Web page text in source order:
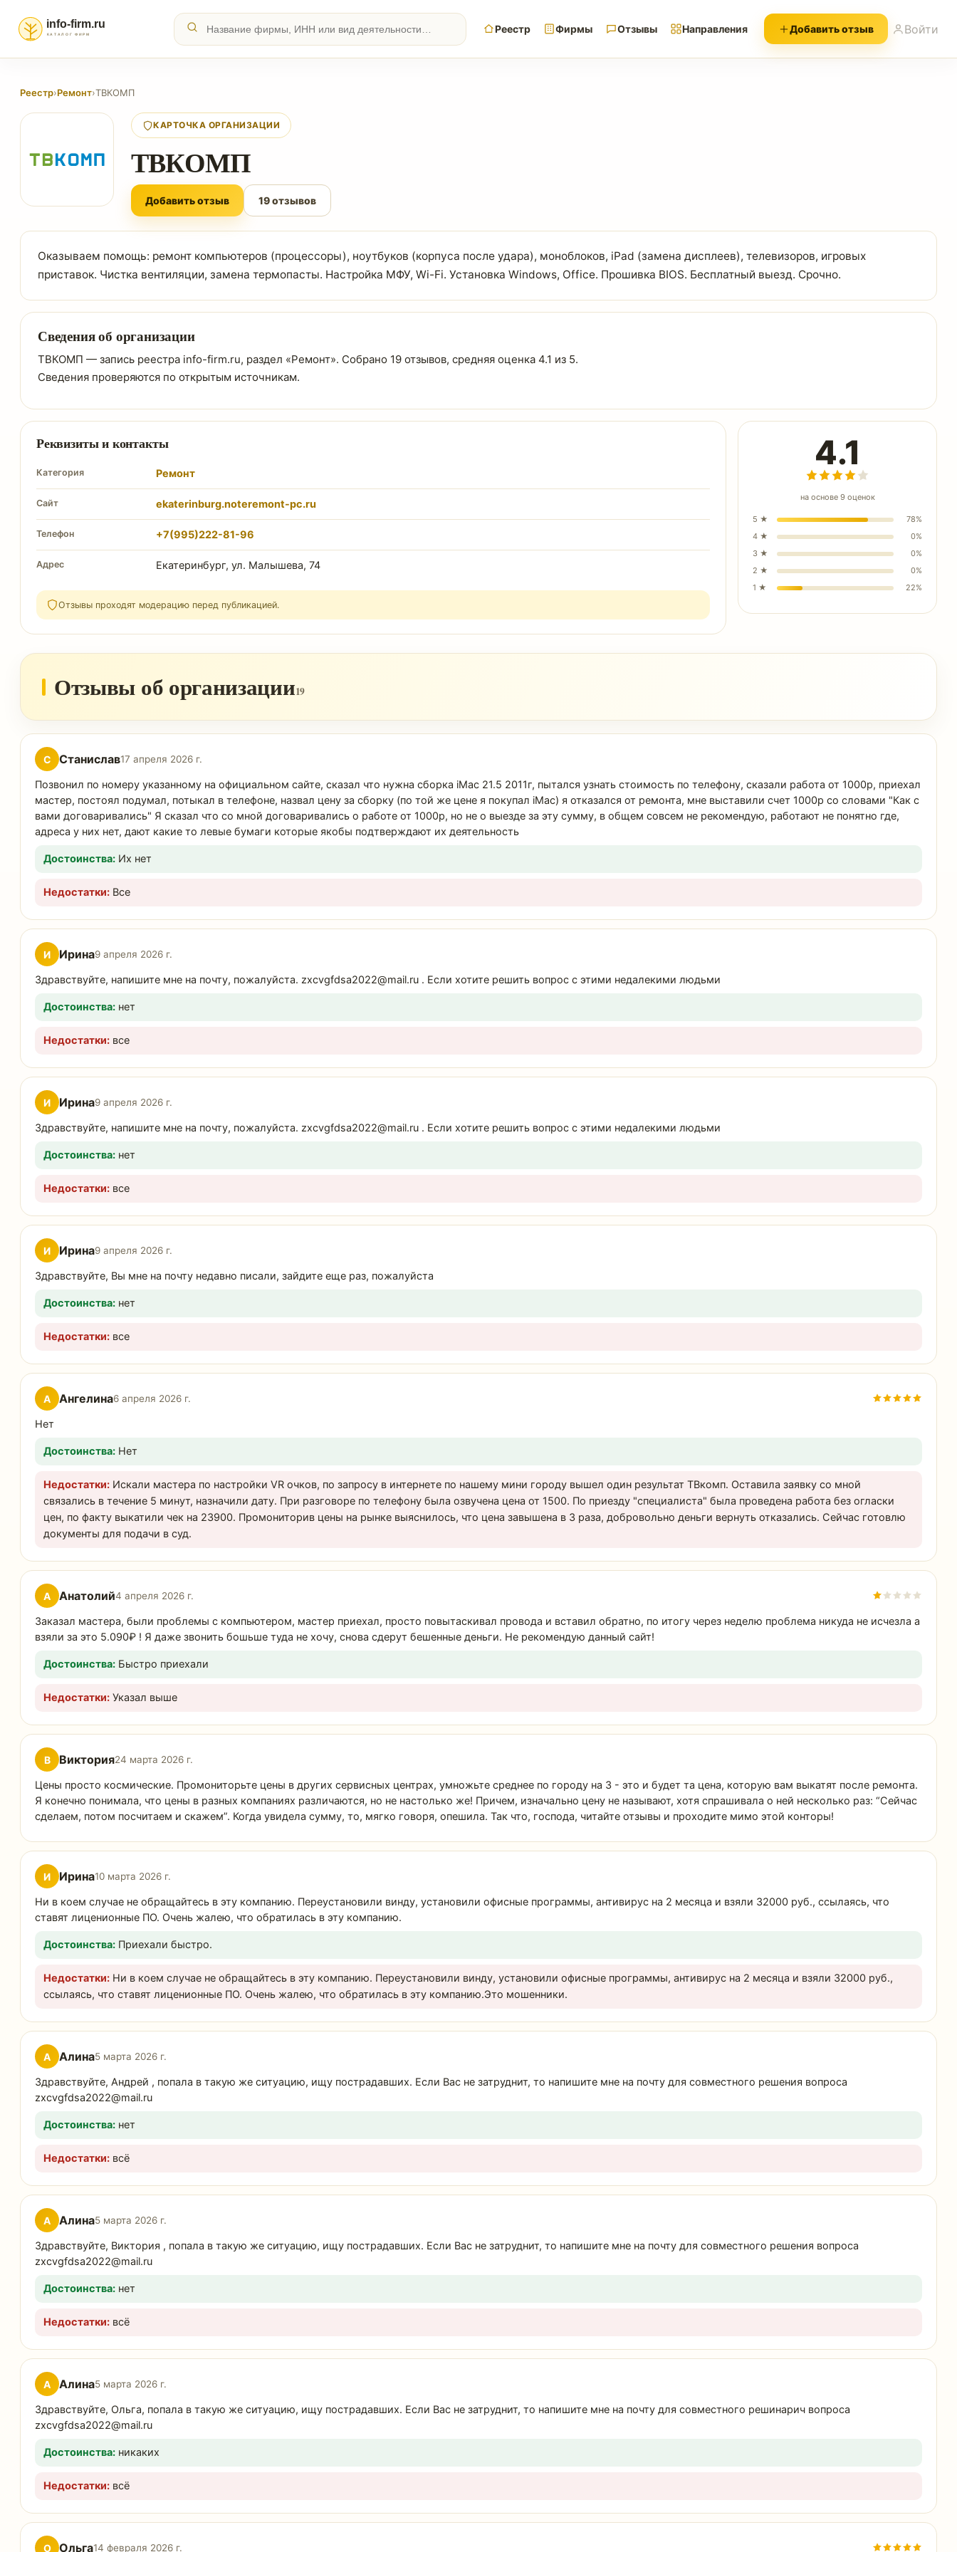
Реестр Фирмы Отзывы Направления Добавить отзыв Войти
Реестр›Ремонт›ТВКОМП
КАРТОЧКА ОРГАНИЗАЦИИ
ТВКОМП
Добавить отзыв 19 отзывов
Оказываем помощь: ремонт компьютеров (процессоры), ноутбуков (корпуса после удара), моноблоков, iPad (замена дисплеев), телевизоров, игровых
приставок. Чистка вентиляции, замена термопасты. Настройка МФУ, Wi-Fi. Установка Windows, Office. Прошивка BIOS. Бесплатный выезд. Срочно.
Сведения об организации
ТВКОМП — запись реестра info-firm.ru, раздел «Ремонт». Собрано 19 отзывов, средняя оценка 4.1 из 5.
Сведения проверяются по открытым источникам.
Реквизиты и контакты
Категория Ремонт
Сайт ekaterinburg.noteremont-pc.ru
Телефон +7(995)222-81-96
Адрес Екатеринбург, ул. Малышева, 74
Отзывы проходят модерацию перед публикацией.
4.1
на основе 9 оценок
5 ★ 78%
4 ★ 0%
3 ★ 0%
2 ★ 0%
1 ★ 22%
Отзывы об организации19
С Станислав17 апреля 2026 г.
Позвонил по номеру указанному на официальном сайте, сказал что нужна сборка iMac 21.5 2011г, пытался узнать стоимость по телефону, сказали работа от 1000р, приехал
мастер, постоял подумал, потыкал в телефоне, назвал цену за сборку (по той же цене я покупал iMac) я отказался от ремонта, мне выставили счет 1000р со словами "Как с
вами договаривались" Я сказал что со мной договаривались о работе от 1000р, но не о выезде за эту сумму, в общем совсем не рекомендую, работают не понятно где,
адреса у них нет, дают какие то левые бумаги которые якобы подтверждают их деятельность
Достоинства: Их нет
Недостатки: Все
И Ирина9 апреля 2026 г.
Здравствуйте, напишите мне на почту, пожалуйста. zxcvgfdsa2022@mail.ru . Если хотите решить вопрос с этими недалекими людьми
Достоинства: нет
Недостатки: все
И Ирина9 апреля 2026 г.
Здравствуйте, напишите мне на почту, пожалуйста. zxcvgfdsa2022@mail.ru . Если хотите решить вопрос с этими недалекими людьми
Достоинства: нет
Недостатки: все
И Ирина9 апреля 2026 г.
Здравствуйте, Вы мне на почту недавно писали, зайдите еще раз, пожалуйста
Достоинства: нет
Недостатки: все
А Ангелина6 апреля 2026 г.
Нет
Достоинства: Нет
Недостатки: Искали мастера по настройки VR очков, по запросу в интернете по нашему мини городу вышел один результат ТВкомп. Оставила заявку со мной
связались в течение 5 минут, назначили дату. При разговоре по телефону была озвучена цена от 1500. По приезду "специалиста" была проведена работа без огласки
цен, по факту выкатили чек на 23900. Промониторив цены на рынке выяснилось, что цена завышена в 3 раза, добровольно деньги вернуть отказались. Сейчас готовлю
документы для подачи в суд.
А Анатолий4 апреля 2026 г.
Заказал мастера, были проблемы с компьютером, мастер приехал, просто повытаскивал провода и вставил обратно, по итогу через неделю проблема никуда не исчезла а
взяли за это 5.090₽ ! Я даже звонить бошьше туда не хочу, снова сдерут бешенные деньги. Не рекомендую данный сайт!
Достоинства: Быстро приехали
Недостатки: Указал выше
В Виктория24 марта 2026 г.
Цены просто космические. Промониторьте цены в других сервисных центрах, умножьте среднее по городу на 3 - это и будет та цена, которую вам выкатят после ремонта.
Я конечно понимала, что цены в разных компаниях различаются, но не настолько же! Причем, изначально цену не называют, хотя спрашивала о ней несколько раз: “Сейчас
сделаем, потом посчитаем и скажем”. Когда увидела сумму, то, мягко говоря, опешила. Так что, господа, читайте отзывы и проходите мимо этой конторы!
И Ирина10 марта 2026 г.
Ни в коем случае не обращайтесь в эту компанию. Переустановили винду, установили офисные программы, антивирус на 2 месяца и взяли 32000 руб., ссылаясь, что
ставят лиценионные ПО. Очень жалею, что обратилась в эту компанию.
Достоинства: Приехали быстро.
Недостатки: Ни в коем случае не обращайтесь в эту компанию. Переустановили винду, установили офисные программы, антивирус на 2 месяца и взяли 32000 руб.,
ссылаясь, что ставят лиценионные ПО. Очень жалею, что обратилась в эту компанию.Это мошенники.
А Алина5 марта 2026 г.
Здравствуйте, Андрей , попала в такую же ситуацию, ищу пострадавших. Если Вас не затруднит, то напишите мне на почту для совместного решения вопроса
zxcvgfdsa2022@mail.ru
Достоинства: нет
Недостатки: всё
А Алина5 марта 2026 г.
Здравствуйте, Виктория , попала в такую же ситуацию, ищу пострадавших. Если Вас не затруднит, то напишите мне на почту для совместного решения вопроса
zxcvgfdsa2022@mail.ru
Достоинства: нет
Недостатки: всё
А Алина5 марта 2026 г.
Здравствуйте, Ольга, попала в такую же ситуацию, ищу пострадавших. Если Вас не затруднит, то напишите мне на почту для совместного решинарич вопроса
zxcvgfdsa2022@mail.ru
Достоинства: никаких
Недостатки: всё
О Ольга14 февраля 2026 г.